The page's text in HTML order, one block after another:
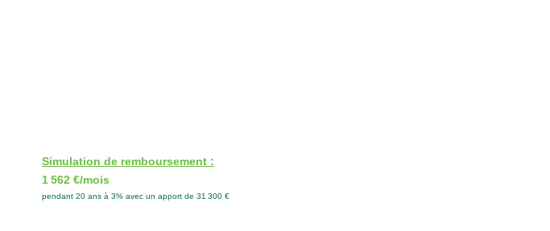
Simulation de remboursement :
1 562 €/mois
pendant 20 ans à 3% avec un apport de 31 300 €